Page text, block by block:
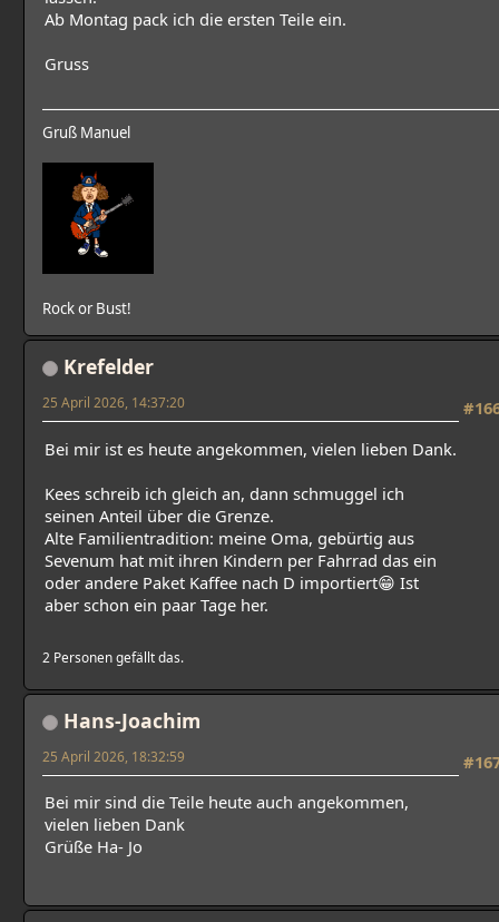
Ab Montag pack ich die ersten Teile ein.
Gruss
Gruß Manuel
Rock or Bust!
Krefelder
25 April 2026, 14:37:20
Bei mir ist es heute angekommen, vielen lieben Dank.
Kees schreib ich gleich an, dann schmuggel ich
seinen Anteil über die Grenze.
Alte Familientradition: meine Oma, gebürtig aus
Sevenum hat mit ihren Kindern per Fahrrad das ein
oder andere Paket Kaffee nach D importiert😁 Ist
aber schon ein paar Tage her.
2 Personen gefällt das.
Hans-Joachim
25 April 2026, 18:32:59
Bei mir sind die Teile heute auch angekommen,
vielen lieben Dank
Grüße Ha- Jo